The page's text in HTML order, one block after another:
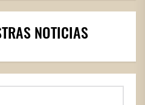
NOTICIAS